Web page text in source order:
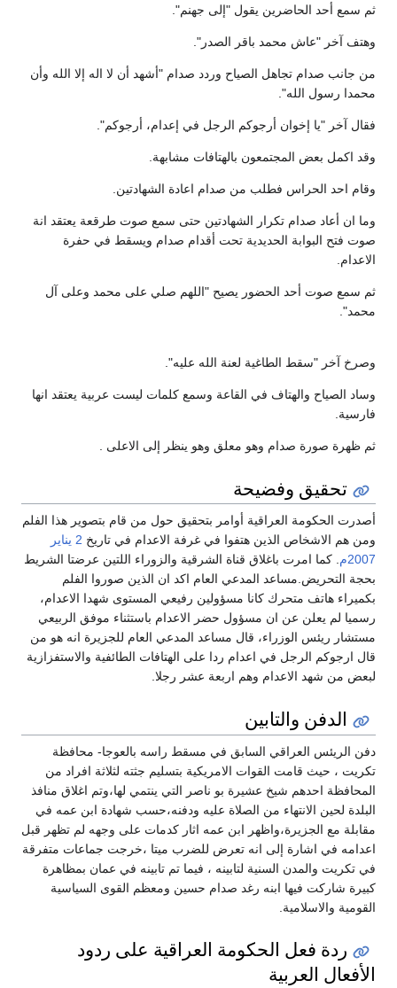
ثم سمع أحد الحاضرين يقول "إلى جهنم".
وهتف آخر "عاش محمد باقر الصدر".
من جانب صدام تجاهل الصياح وردد صدام "أشهد أن لا اله إلا الله وأن
محمدا رسول الله".
فقال آخر "يا إخوان أرجوكم الرجل في إعدام، أرجوكم".
وقد اكمل بعض المجتمعون بالهتافات مشابهة.
وقام احد الحراس فطلب من صدام اعادة الشهادتين.
وما ان أعاد صدام تكرار الشهادتين حتى سمع صوت طرقعة يعتقد انة
صوت فتح البوابة الحديدية تحت أقدام صدام ويسقط في حفرة
الاعدام.
ثم سمع صوت أحد الحضور يصيح "اللهم صلي على محمد وعلى آل
محمد".
وصرخ آخر "سقط الطاغية لعنة الله عليه".
وساد الصياح والهتاف في القاعة وسمع كلمات ليست عربية يعتقد انها
فارسية.
ثم ظهرة صورة صدام وهو معلق وهو ينظر إلى الاعلى .
تحقيق وفضيحة
أصدرت الحكومة العراقية أوامر بتحقيق حول من قام بتصوير هذا الفلم
ومن هم الاشخاص الذين هتفوا في غرفة الاعدام في تاريخ 2 يناير
2007م
. كما امرت باغلاق قناة الشرقية والزوراء اللتين عرضتا الشريط
بحجة التحريض.مساعد المدعي العام اكد ان الذين صوروا الفلم
بكميراء هاتف متحرك كانا مسؤولين رفيعي المستوى شهدا الاعدام،
رسميا لم يعلن عن ان مسؤول حضر الاعدام باستثناء موفق الربيعي
مستشار ريئس الوزراء، قال مساعد المدعي العام للجزيرة انه هو من
قال ارجوكم الرجل في اعدام ردا على الهتافات الطائفية والاستفزازية
لبعض من شهد الاعدام وهم اربعة عشر رجلا.
الدفن والتابين
دفن الريئس العراقي السابق في مسقط راسه بالعوجا- محافظة
تكريت ، حيث قامت القوات الامريكية بتسليم جثته لثلاثة افراد من
المحافظة احدهم شيخ عشيرة بو ناصر التي ينتمي لها،وتم اغلاق منافذ
البلدة لحين الانتهاء من الصلاة عليه ودفنه،حسب شهادة ابن عمه في
مقابلة مع الجزيرة،واظهر ابن عمه اثار كدمات على وجهه لم تظهر قبل
اعدامه في اشارة إلى انه تعرض للضرب ميتا ،خرجت جماعات متفرقة
في تكريت والمدن السنية لتابينه ، فيما تم تابينه في عمان بمظاهرة
كبيرة شاركت فيها ابنه رغد صدام حسين ومعظم القوى السياسية
القومية والاسلامية.
ردة فعل الحكومة العراقية على ردود
الأفعال العربية